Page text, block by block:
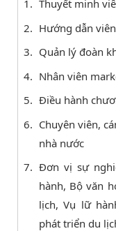
Thuyết minh
Hướng dẫn
Quản lý đoàn
Nhân viên
Điều hành
Chuyên viên,
nhà nước
Đơn vị sự
hành, Bộ văn
lịch, Vụ lữ
phát triển du